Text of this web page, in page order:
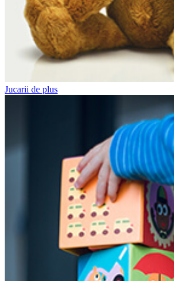
Jucarii de plus